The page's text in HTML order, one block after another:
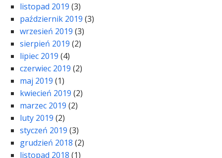
listopad 2019 (3)
październik 2019 (3)
wrzesień 2019 (3)
sierpień 2019 (2)
lipiec 2019 (4)
czerwiec 2019 (2)
maj 2019 (1)
kwiecień 2019 (2)
marzec 2019 (2)
luty 2019 (2)
styczeń 2019 (3)
grudzień 2018 (2)
listopad 2018 (1)